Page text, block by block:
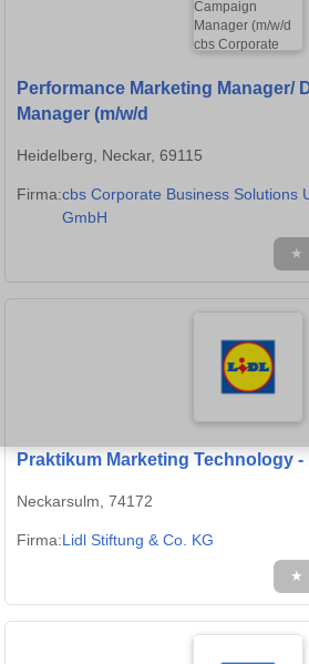
Performance Marketing Manager/
Manager (m/w/d
Heidelberg, Neckar, 69115
Firma:cbs Corporate Business Solutions
GmbH
★
Praktikum Marketing Technology
Neckarsulm, 74172
Firma:Lidl Stiftung & Co. KG
★